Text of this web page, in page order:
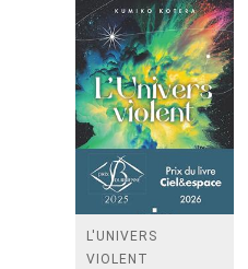
L'UNIVERS
VIOLENT